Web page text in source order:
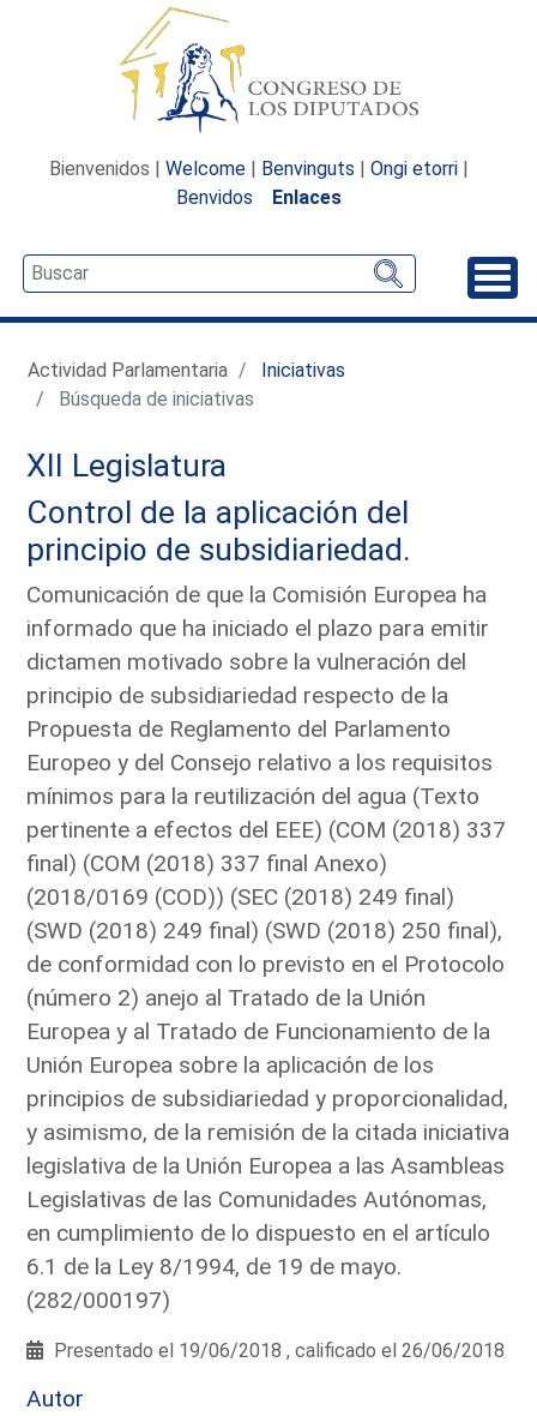
Bienvenidos | Welcome | Benvinguts | Ongi etorri |
Benvidos
Enlaces
Actividad Parlamentaria
Iniciativas
Búsqueda de iniciativas
XII Legislatura
Control de la aplicación del
principio de subsidiariedad.
Comunicación de que la Comisión Europea ha
informado que ha iniciado el plazo para emitir
dictamen motivado sobre la vulneración del
principio de subsidiariedad respecto de la
Propuesta de Reglamento del Parlamento
Europeo y del Consejo relativo a los requisitos
mínimos para la reutilización del agua (Texto
pertinente a efectos del EEE) (COM (2018) 337
final) (COM (2018) 337 final Anexo)
(2018/0169 (COD)) (SEC (2018) 249 final)
(SWD (2018) 249 final) (SWD (2018) 250 final),
de conformidad con lo previsto en el Protocolo
(número 2) anejo al Tratado de la Unión
Europea y al Tratado de Funcionamiento de la
Unión Europea sobre la aplicación de los
principios de subsidiariedad y proporcionalidad,
y asimismo, de la remisión de la citada iniciativa
legislativa de la Unión Europea a las Asambleas
Legislativas de las Comunidades Autónomas,
en cumplimiento de lo dispuesto en el artículo
6.1 de la Ley 8/1994, de 19 de mayo.
(282/000197)
Presentado el 19/06/2018 , calificado el 26/06/2018
Autor